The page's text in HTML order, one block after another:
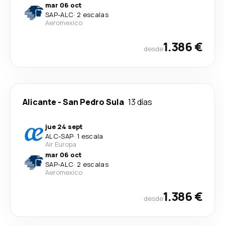
mar 06 oct
SAP-ALC· 2 escalas
Aeromexico
desde1.386 €
Alicante -San Pedro Sula 13 días
jue 24 sept
ALC-SAP· 1 escala
Air Europa
mar 06 oct
SAP-ALC· 2 escalas
Aeromexico
desde1.386 €